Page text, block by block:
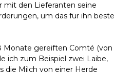
mit den Lieferanten seine
um das für ihn beste
Monate gereiften Comté (von
ich zum Beispiel zwei Laibe,
die Milch von einer Herde